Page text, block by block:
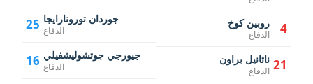
25 جوردان تورونارايجا
الدفاع
16 جيورجي جوتشوليشفيلي
الدفاع
4 روبين كوخ
الدفاع
21 ناثانيل براون
الدفاع